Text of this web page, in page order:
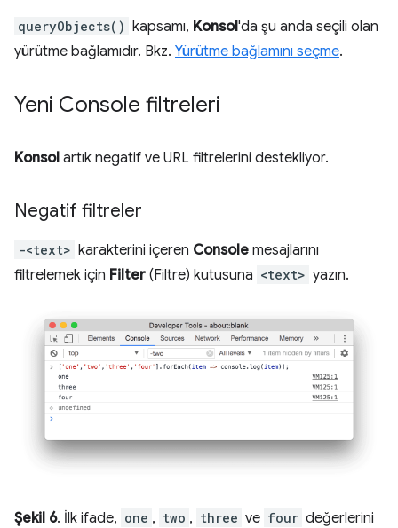
queryObjects() kapsamı, Konsol'da şu anda seçili olan
yürütme bağlamıdır. Bkz. Yürütme bağlamını seçme.
Yeni Console filtreleri
Konsol artık negatif ve URL filtrelerini destekliyor.
Negatif filtreler
-<text> karakterini içeren Console mesajlarını
filtrelemek için Filter (Filtre) kutusuna <text> yazın.
Şekil 6. İlk ifade, one , two , three ve four değerlerini